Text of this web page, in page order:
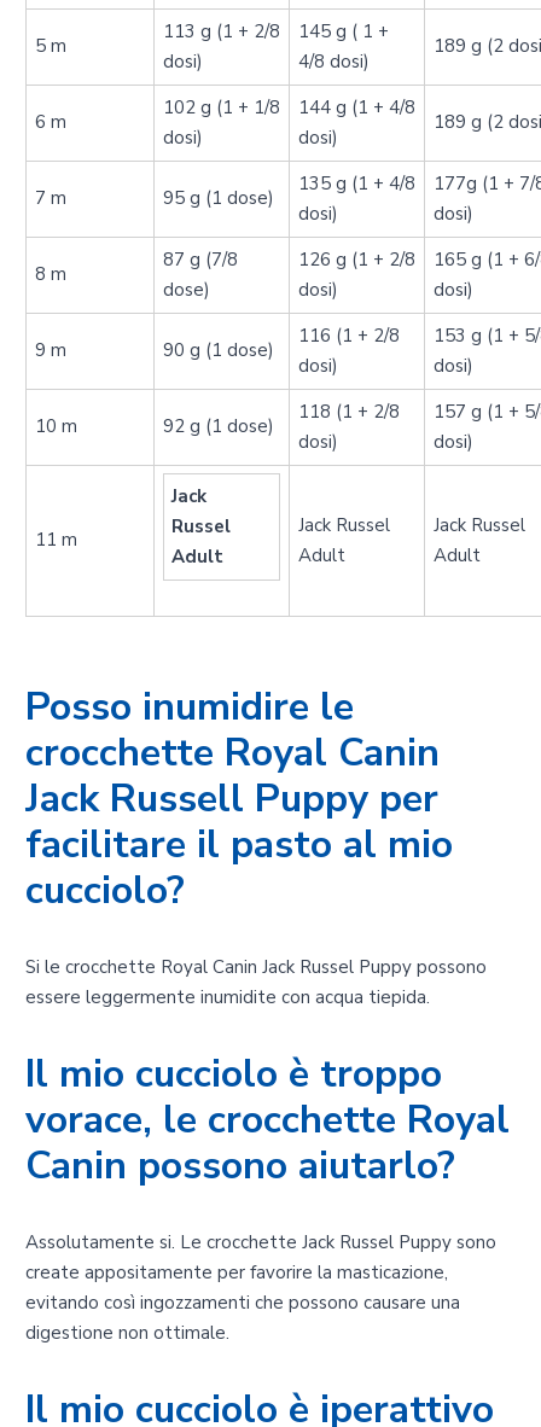
5 m
113 g (1 + 2/8
dosi)
145 g ( 1 +
4/8 dosi)
189 g (2
6 m
102 g (1 + 1/8
dosi)
144 g (1 + 4/8
dosi)
189 g (2
7 m 95 g (1 dose)
135 g (1 + 4/8
dosi)
177g (1 + 7/
dosi)
8 m
87 g (7/8
dose)
126 g (1 + 2/8
dosi)
165 g (1 +
dosi)
9 m 90 g (1 dose)
116 (1 + 2/8
dosi)
153 g (1 +
dosi)
10 m 92 g (1 dose)
118 (1 + 2/8
dosi)
157 g (1 +
dosi)
11 m
Jack
Russel
Adult
Jack Russel
Adult
Jack Russel
Adult
Posso inumidire le
crocchette Royal Canin
Jack Russell Puppy per
facilitare il pasto al mio
cucciolo?
Si le crocchette Royal Canin Jack Russel Puppy possono
essere leggermente inumidite con acqua tiepida.
Il mio cucciolo è troppo
vorace, le crocchette Royal
Canin possono aiutarlo?
Assolutamente si. Le crocchette Jack Russel Puppy sono
create appositamente per favorire la masticazione,
evitando così ingozzamenti che possono causare una
digestione non ottimale.
Il mio cucciolo è iperattivo